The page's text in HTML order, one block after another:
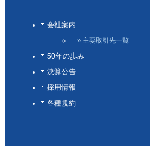
会社案内
» 主要取引先一覧
50年の歩み
決算公告
採用情報
各種規約